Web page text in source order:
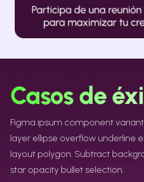
Casos de
Figma ipsum component variant
layer ellipse overflow underline
layout polygon. Subtract
star opacity bullet selection.